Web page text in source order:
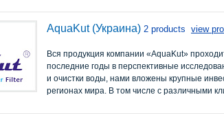
AquaKut (Украина) 2 products view
Вся продукция компании «AquaKut»
последние годы в перспективные
и очистки воды, нами вложены крупные
регионах мира. В том числе с различными